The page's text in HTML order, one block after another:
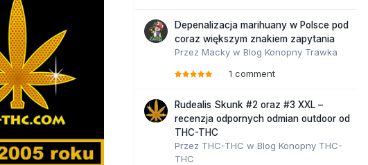
Depenalizacja marihuany w Polsce pod
coraz większym znakiem zapytania
Przez Macky w Blog Konopny Trawka
1 comment
Rudealis Skunk #2 oraz #3 XXL –
recenzja odpornych odmian outdoor od
THC-THC
Przez THC-THC w Blog Konopny THC-
THC